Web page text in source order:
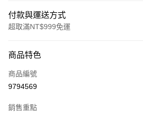
付款與運送方式
超取滿NT$999免運
信用卡一次付款
超商取貨付款
商品特色
商品編號
9794569
銷售重點